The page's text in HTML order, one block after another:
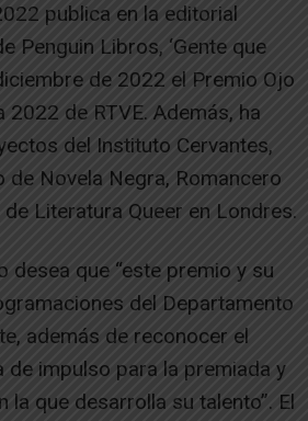
publica en la editorial
Penguin Libros, ‘Gente que
de 2022 el Premio Ojo
de RTVE. Además, ha
del Instituto Cervantes,
de Novela Negra, Romancero
Literatura Queer en Londres.
desea que “este premio y su
del Departamento
además de reconocer el
de impulso para la premiada y
la que desarrolla su talento”. El